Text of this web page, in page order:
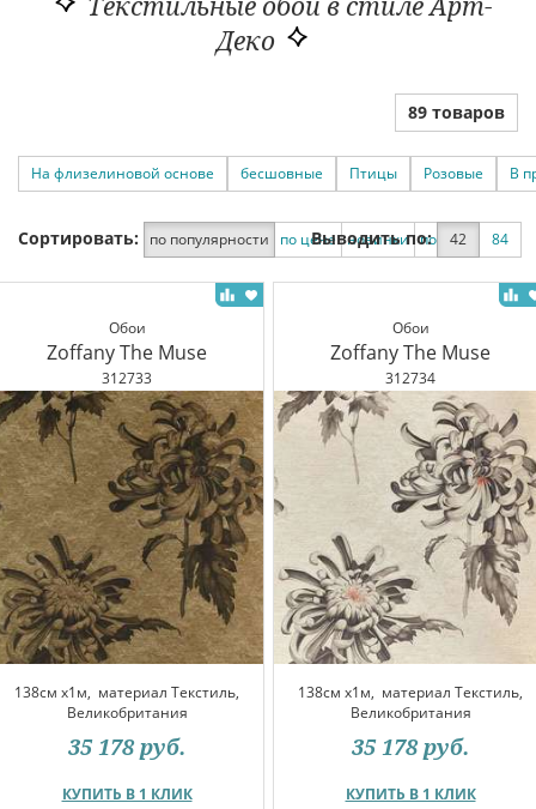
Деко
89 товаров
На флизелиновой основе бесшовные Птицы Розовые В
Сортировать: по популярности по цене новинки по скидке
Выводить по: 42 84
Обои
Zoffany The Muse
312733
138см x1м, материал Текстиль,
Великобритания
КУПИТЬ В 1 КЛИК
35 178 руб.
Обои
Zoffany The Muse
312734
138см x1м, материал Текстиль,
Великобритания
КУПИТЬ В 1 КЛИК
35 178 руб.